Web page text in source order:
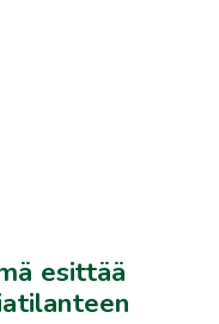
esittää